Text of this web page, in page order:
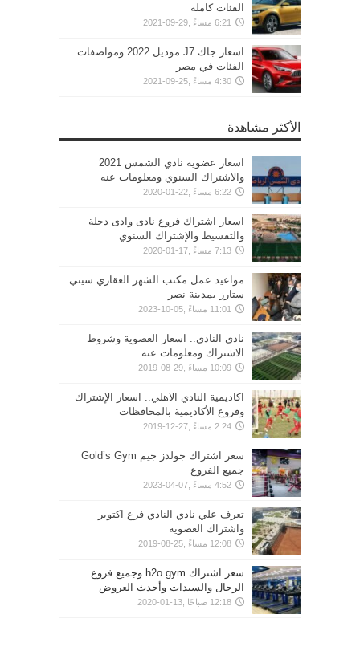
الفئات كاملة
6:21 مساءً ,29-09-2021
اسعار جاك J7 موديل 2022 ومواصفات
الفئات في مصر
4:30 مساءً ,25-09-2021
الأكثر مشاهدة
اسعار عضوية نادي الشمس 2021
والاشتراك السنوي ومعلومات عنه
6:22 مساءً ,22-01-2020
اسعار اشتراك فروع نادى وادى دجلة
والتقسيط والإشتراك السنوي
7:13 مساءً ,17-01-2020
مواعيد عمل مكتب الشهر العقاري سيتي
ستارز بمدينة نصر
11:01 مساءً ,05-10-2023
نادي النادي.. اسعار العضوية وشروط
الاشتراك ومعلومات عنه
10:09 مساءً ,29-08-2019
اكاديمية النادي الاهلي.. اسعار الإشتراك
وفروع الأكاديمية بالمحافظات
2:24 مساءً ,27-12-2019
سعر اشتراك جولدز جيم Gold’s Gym
جميع الفروع
4:52 مساءً ,07-04-2023
تعرف علي نادي النادي فرع اكتوبر
واشتراك العضوية
12:08 مساءً ,25-08-2019
سعر اشتراك h2o gym وجميع فروع
الرجال والسيدات وأحدث العروض
12:18 صباحًا ,13-01-2020